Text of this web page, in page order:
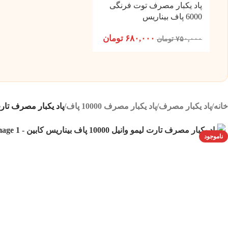
پاد یکبار مصرف توت فرنگی
6000 پاف بیناریس
۷۵۰,۰۰۰ تومان ۶۸۰,۰۰۰ تومان
خانه/پاد یکبار مصرف/پاد یکبار مصرف 10000 پاف /پاد یکبار مصرف تارت لیمو وانیل
ناموجود